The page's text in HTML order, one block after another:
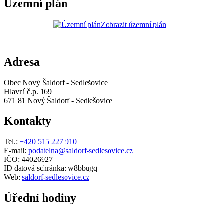
Územní plán
Zobrazit územní plán
Adresa
Obec Nový Šaldorf - Sedlešovice
Hlavní č.p. 169
671 81 Nový Šaldorf - Sedlešovice
Kontakty
Tel.: +420 515 227 910
E-mail: podatelna@saldorf-sedlesovice.cz
IČO: 44026927
ID datová schránka: w8bbugq
Web: saldorf-sedlesovice.cz
Úřední hodiny